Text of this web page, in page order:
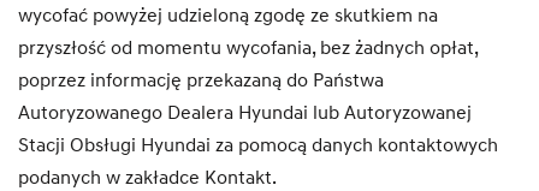
wycofać powyżej udzieloną zgodę ze skutkiem na
przyszłość od momentu wycofania, bez żadnych opłat,
poprzez informację przekazaną do Państwa
Autoryzowanego Dealera Hyundai lub Autoryzowanej
Stacji Obsługi Hyundai za pomocą danych kontaktowych
podanych w zakładce Kontakt.